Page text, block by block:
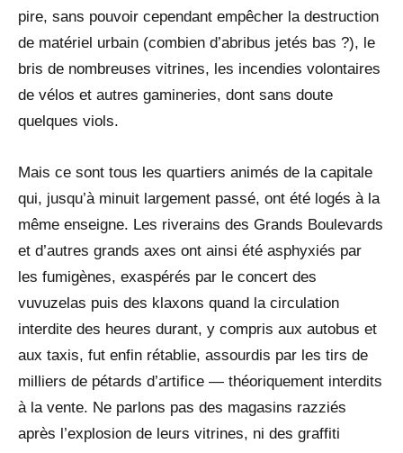
pire, sans pouvoir cependant empêcher la destruction
de matériel urbain (combien d’abribus jetés bas ?), le
bris de nombreuses vitrines, les incendies volontaires
de vélos et autres gamineries, dont sans doute
quelques viols.
Mais ce sont tous les quartiers animés de la capitale
qui, jusqu’à minuit largement passé, ont été logés à la
même enseigne. Les riverains des Grands Boulevards
et d’autres grands axes ont ainsi été asphyxiés par
les fumigènes, exaspérés par le concert des
vuvuzelas puis des klaxons quand la circulation
interdite des heures durant, y compris aux autobus et
aux taxis, fut enfin rétablie, assourdis par les tirs de
milliers de pétards d’artifice — théoriquement interdits
à la vente. Ne parlons pas des magasins razziés
après l’explosion de leurs vitrines, ni des graffiti